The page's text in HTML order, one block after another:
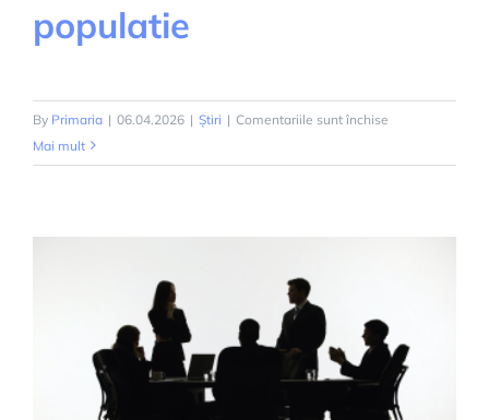
populatie
By Primaria | 06.04.2026 | Știri | Comentariile sunt închise
de
Mai mult